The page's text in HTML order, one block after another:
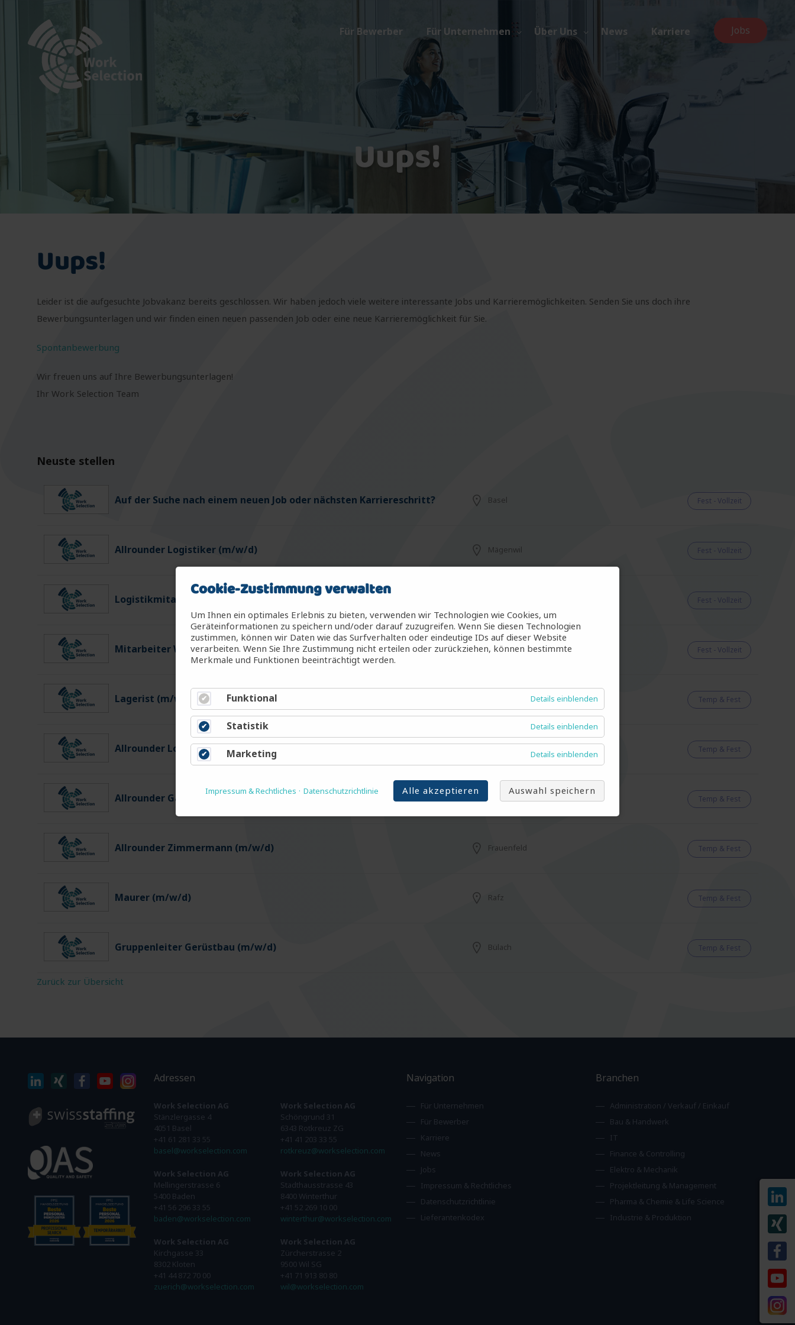
Jobs
Für Bewerber Für Unternehmen Über Uns News Karriere
Uups!
Uups!
Leider ist die aufgesuchte Jobvakanz bereits geschlossen. Wir haben jedoch viele weitere interessante Jobs und Karrieremöglichkeiten. Senden Sie uns doch ihre
Bewerbungsunterlagen und wir finden einen neuen passenden Job oder eine neue Karrieremöglichkeit für Sie.
Spontanbewerbung
Wir freuen uns auf Ihre Bewerbungsunterlagen!
Ihr Work Selection Team
Neuste stellen
Auf der Suche nach einem neuen Job oder nächsten Karriereschritt? Basel Fest - Vollzeit
Allrounder Logistiker (m/w/d) Mägenwil Fest - Vollzeit
Logistikmitarbeiter (m/w/d) Fest - Vollzeit
Mitarbeiter Warenein-/ausgang (m/w/d) Mägenwil Fest - Vollzeit
Lagerist (m/w/d) Temp & Fest
Allrounder Logistiker (m/w/d) Temp & Fest
Allrounder Gartenbau (m/w/d) Arbon Temp & Fest
Allrounder Zimmermann (m/w/d) Frauenfeld Temp & Fest
Maurer (m/w/d) Rafz Temp & Fest
Gruppenleiter Gerüstbau (m/w/d) Bülach Temp & Fest
Zurück zur Übersicht
Adressen
Work Selection AG
Stänzlergasse 4
4051 Basel
+41 61 281 33 55
basel@workselection.com
Work Selection AG
Mellingerstrasse 6
5400 Baden
+41 56 296 33 55
baden@workselection.com
Work Selection AG
Kirchgasse 33
8302 Kloten
+41 44 872 70 00
zuerich@workselection.com
Work Selection AG
Schöngrund 31
6343 Rotkreuz ZG
+41 41 203 33 55
rotkreuz@workselection.com
Work Selection AG
Stadthausstrasse 43
8400 Winterthur
+41 52 269 10 00
winterthur@workselection.com
Work Selection AG
Zürcherstrasse 2
9500 Wil SG
+41 71 913 80 80
wil@workselection.com
Navigation
Für Unternehmen
Für Bewerber
Karriere
News
Jobs
Impressum & Rechtliches
Datenschutzrichtlinie
Lieferantenkodex
Branchen
Administration / Verkauf / Einkauf
Bau & Handwerk
IT
Finance & Controlling
Elektro & Mechanik
Projektleitung & Management
Pharma & Chemie & Life Science
Industrie & Produktion
Cookie-Zustimmung verwalten
Um Ihnen ein optimales Erlebnis zu bieten, verwenden wir Technologien wie Cookies, um
Geräteinformationen zu speichern und/oder darauf zuzugreifen. Wenn Sie diesen Technologien
zustimmen, können wir Daten wie das Surfverhalten oder eindeutige IDs auf dieser Website
verarbeiten. Wenn Sie Ihre Zustimmung nicht erteilen oder zurückziehen, können bestimmte
Merkmale und Funktionen beeinträchtigt werden.
Funktional Details einblenden
Statistik Details einblenden
Marketing Details einblenden
Auswahl speichern
Alle akzeptieren
Impressum & Rechtliches Datenschutzrichtlinie